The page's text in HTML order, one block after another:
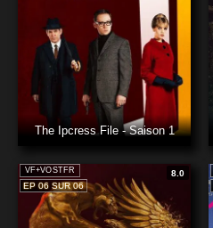
The Ipcress File - Saison 1
VF+VOSTFR
8.0
EP 06 SUR 06